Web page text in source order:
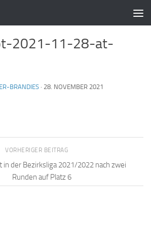
2021-11-28-at-
BRANDIES · 28. NOVEMBER 2021
VORHERIGER BEITRAG
in der Bezirksliga 2021/2022 nach zwei
Runden auf Platz 6